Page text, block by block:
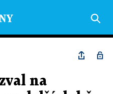
na